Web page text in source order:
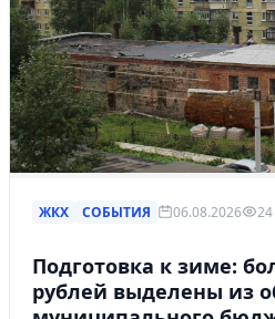
ЖКХ СОБЫТИЯ 06.08.2026 24
Подготовка к зиме:
рублей выделены из